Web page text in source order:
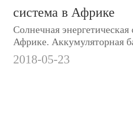
система в Африке
Солнечная энергетическая
Африке. Аккумуляторная
солнечной системы.
2018-05-23